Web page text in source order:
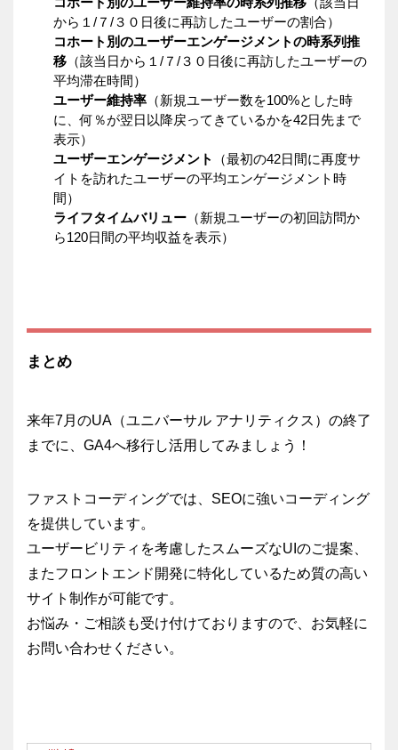
から１/７/３０日後に再訪したユーザーの割合）
コホート別のユーザーエンゲージメントの時系列推
移 （該当日から１/７/３０日後に再訪したユーザーの
平均滞在時間）
ユーザー維持率 （新規ユーザー数を100%とした時
に、何％が翌日以降戻ってきているかを42日先まで
表示）
ユーザーエンゲージメント
（最初の42日間に再度サ
イトを訪れたユーザーの平均エンゲージメント時
間）
ライフタイムバリュー （新規ユーザーの初回訪問か
ら120日間の平均収益を表示）
まとめ
来年7月のUA（ユニバーサル アナリティクス）の終了
までに、GA4へ移行し活用してみましょう！
ファストコーディングでは、SEOに強いコーディング
を提供しています。
ユーザービリティを考慮したスムーズなUIのご提案、
またフロントエンド開発に特化しているため質の高い
サイト制作が可能です。
お悩み・ご相談も受け付けておりますので、お気軽に
お問い合わせください。